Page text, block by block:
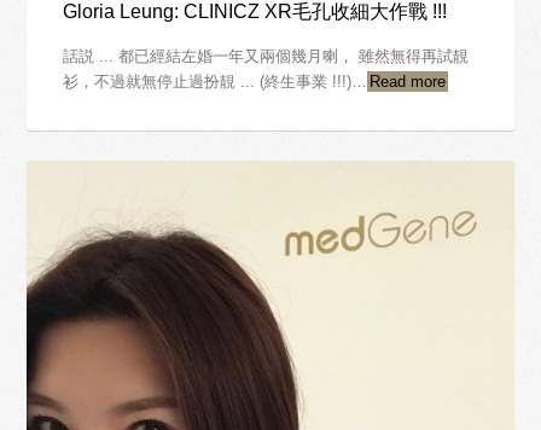
Gloria Leung: CLINICZ XR毛孔收細大作戰 !!!
話説 ... 都已經結左婚一年又兩個幾月喇， 雖然無得再試靚
衫，不過就無停止過扮靚 ... (終生事業 !!!)… Read more